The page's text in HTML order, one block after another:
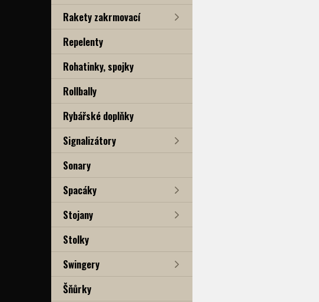
Rakety zakrmovací
Repelenty
Rohatinky, spojky
Rollbally
Rybářské doplňky
Signalizátory
Sonary
Spacáky
Stojany
Stolky
Swingery
Šňůrky